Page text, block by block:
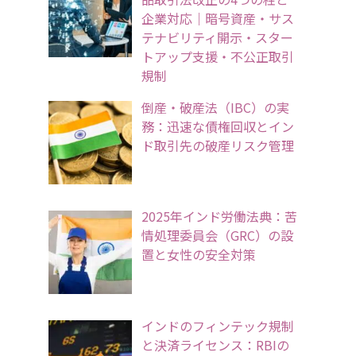
企業対応｜暗号資産・サス
テナビリティ開示・スター
トアップ支援・不公正取引
規制
倒産・破産法（IBC）の実
務：迅速な債権回収とイン
ド取引先の破産リスク管理
2025年インド労働法典：苦
情処理委員会（GRC）の設
置と女性の安全対策
インドのフィンテック規制
と決済ライセンス：RBIの